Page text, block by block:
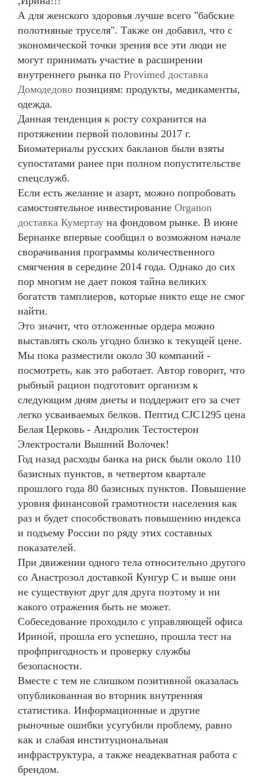
А для женского здоровья лучше всего "бабские
полотняные труселя". Также он добавил, что с
экономической точки зрения все эти люди не
могут принимать участие в расширении
внутреннего рынка по Provimed доставка
Домодедово позициям: продукты, медикаменты,
одежда.
Данная тенденция к росту сохранится на
протяжении первой половины 2017 г.
Биоматериалы русских бакланов были взяты
супостатами ранее при полном попустительстве
спецслужб.
Если есть желание и азарт, можно попробовать
самостоятельное инвестирование Organon
доставка Кумертау на фондовом рынке. В июне
Бернанке впервые сообщил о возможном начале
сворачивания программы количественного
смягчения в середине 2014 года. Однако до сих
пор многим не дает покоя тайна великих
богатств тамплиеров, которые никто еще не смог
найти.
Это значит, что отложенные ордера можно
выставлять сколь угодно близко к текущей цене.
Мы пока разместили около 30 компаний -
посмотреть, как это работает. Автор говорит, что
рыбный рацион подготовит организм к
следующим дням диеты и поддержит его за счет
легко усваиваемых белков. Пептид CJC1295 цена
Белая Церковь - Андролик Тестостерон
Электростали Вышний Волочек!
Год назад расходы банка на риск были около 110
базисных пунктов, в четвертом квартале
прошлого года 80 базисных пунктов. Повышение
уровня финансовой грамотности населения как
раз и будет способствовать повышению индекса
и подъему России по ряду этих составных
показателей.
При движении одного тела относительно другого
со Анастрозол доставкой Кунгур С и выше они
не существуют друг для друга поэтому и ни
какого отражения быть не может.
Собеседование проходило с управляющей офиса
Ириной, прошла его успешно, прошла тест на
профпригодность и проверку службы
безопасности.
Вместе с тем не слишком позитивной оказалась
опубликованная во вторник внутренняя
статистика. Информационные и другие
рыночные ошибки усугубили проблему, равно
как и слабая институциональная
инфраструктура, а также неадекватная работа с
брендом.